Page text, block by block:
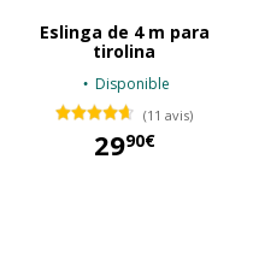
Eslinga de 4 m para
tirolina
Disponible
(11 avis)
2990€